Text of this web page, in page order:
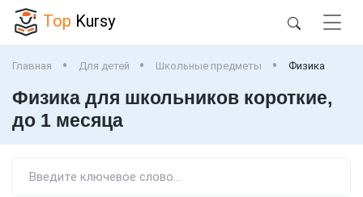
Top Kursy
Главная Для детей Школьные предметы Физика
Физика для школьников короткие,
до 1 месяца